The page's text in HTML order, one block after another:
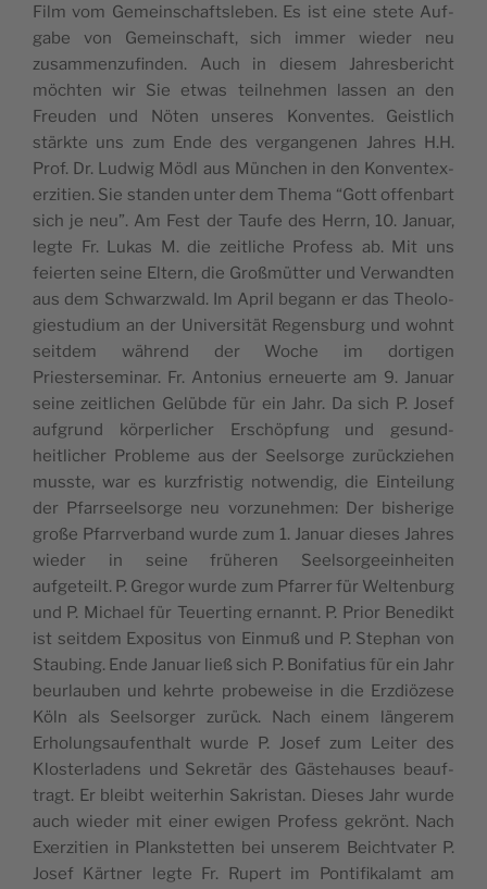
Film vom Gemein­schaft­sleben. Es ist eine stete Auf­
gabe von Gemein­schaft, sich immer wieder neu
zusam­men­zufind­en. Auch in diesem Jahres­bericht
möcht­en wir Sie etwas teil­nehmen lassen an den
Freuden und Nöten unseres Kon­ventes. Geistlich
stärk­te uns zum Ende des ver­gan­genen Jahres H.H.
Prof. Dr. Lud­wig Mödl aus München in den Kon­ven­tex­
erz­i­tien. Sie standen unter dem The­ma “Gott offen­bart
sich je neu”. Am Fest der Taufe des Her­rn, 10. Jan­u­ar,
legte Fr. Lukas M. die zeitliche Pro­fess ab. Mit uns
feierten seine Eltern, die Großmüt­ter und Ver­wandten
aus dem Schwarzwald. Im April begann er das The­olo­
gi­es­tudi­um an der Uni­ver­sität Regens­burg und wohnt
seit­dem während der Woche im dor­ti­gen
Priestersem­i­nar. Fr. Anto­nius erneuerte am 9. Jan­u­ar
seine zeitlichen Gelübde für ein Jahr. Da sich P. Josef
auf­grund kör­per­lich­er Erschöp­fung und gesund­
heitlich­er Prob­leme aus der Seel­sorge zurückziehen
musste, war es kurzfristig notwendig, die Ein­teilung
der Pfarrseel­sorge neu vorzunehmen: Der bish­erige
große Pfar­rver­band wurde zum 1. Jan­u­ar dieses Jahres
wieder in seine früheren Seel­sorgeein­heit­en
aufgeteilt. P. Gre­gor wurde zum Pfar­rer für Wel­tenburg
und P. Michael für Teuert­ing ernan­nt. P. Pri­or Benedikt
ist seit­dem Exposi­tus von Ein­muß und P. Stephan von
Staub­ing. Ende Jan­u­ar ließ sich P. Boni­fatius für ein Jahr
beurlauben und kehrte probe­weise in die Erzdiözese
Köln als Seel­sorg­er zurück. Nach einem län­gerem
Erhol­ungsaufen­thalt wurde P. Josef zum Leit­er des
Kloster­ladens und Sekretär des Gäste­haus­es beauf­
tragt. Er bleibt weit­er­hin Sakris­tan. Dieses Jahr wurde
auch wieder mit ein­er ewigen Pro­fess gekrönt. Nach
Exerz­i­tien in Plankstet­ten bei unserem Beicht­vater P.
Josef Kärt­ner legte Fr. Rupert im Pon­tif­ikalamt am